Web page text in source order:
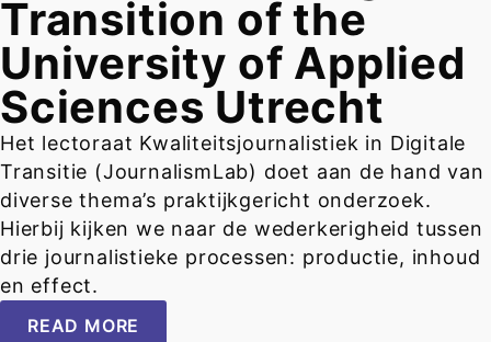
Transition of the
University of Applied
Sciences Utrecht
Het lectoraat Kwaliteitsjournalistiek in Digitale
Transitie (JournalismLab) doet aan de hand van
diverse thema’s praktijkgericht onderzoek.
Hierbij kijken we naar de wederkerigheid tussen
drie journalistieke processen: productie, inhoud
en effect.
READ MORE